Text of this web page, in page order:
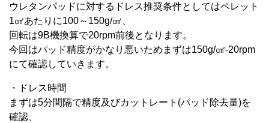
ウレタンパッドに対するドレス推奨条件としてはペレット
1㎠あたりに100～150g/㎠、
回転は9B機換算で20rpm前後となります。
今回はパッド精度がかなり悪いためまずは150g/㎠-20rpm
にて確認していきます。
・ドレス時間
まずは5分間隔で精度及びカットレート(パッド除去量)を
確認、